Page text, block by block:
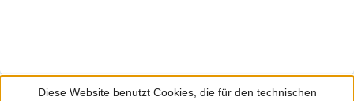
Diese Website benutzt Cookies, die für den technischen